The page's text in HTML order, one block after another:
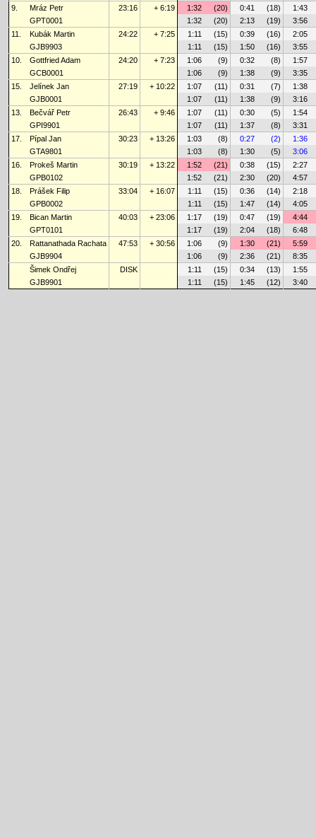
9.
Mráz Petr 23:16 + 6:19 1:32 (20) 0:41 (18)
1:43
GPT0001
1:32 (20) 2:13 (19)
3:56
11.
Kubák Martin 24:22 + 7:25 1:11 (15) 0:39 (16)
2:05
GJB9903
1:11 (15) 1:50 (16)
3:55
10.
Gottfried Adam 24:20 + 7:23 1:06 (9) 0:32 (8)
1:57
GCB0001
1:06 (9) 1:38 (9)
3:35
15.
Jelínek Jan 27:19 + 10:22 1:07 (11) 0:31 (7)
1:38
GJB0001
1:07 (11) 1:38 (9)
3:16
13.
Bečvář Petr 26:43 + 9:46 1:07 (11) 0:30 (5)
1:54
GPI9901
1:07 (11) 1:37 (8)
3:31
17.
Pípal Jan 30:23 + 13:26 1:03 (8) 0:27 (2)
1:36
GTA9801
1:03 (8) 1:30 (5)
3:06
16.
Prokeš Martin 30:19 + 13:22 1:52 (21) 0:38 (15)
2:27
GPB0102
1:52 (21) 2:30 (20)
4:57
18.
Prášek Filip 33:04 + 16:07 1:11 (15) 0:36 (14)
2:18
GPB0002
1:11 (15) 1:47 (14)
4:05
19.
Bican Martin 40:03 + 23:06 1:17 (19) 0:47 (19)
4:44
GPT0101
1:17 (19) 2:04 (18)
6:48
20.
Rattanathada Rachata 47:53 + 30:56 1:06 (9) 1:30 (21)
5:59
GJB9904
1:06 (9) 2:36 (21)
8:35
Šimek Ondřej
DISK 1:11 (15) 0:34 (13)
1:55
GJB9901
1:11 (15) 1:45 (12) 3:40